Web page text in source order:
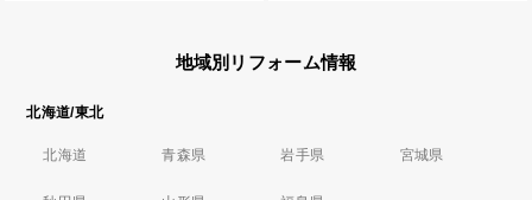
地域別リフォーム情報
北海道/東北
北海道 青森県 岩手県 宮城県